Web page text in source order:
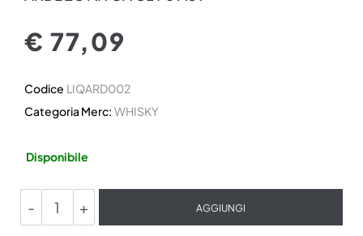
€ 77,09
Codice LIQARD002
Categoria Merc: WHISKY
Disponibile
AGGIUNGI